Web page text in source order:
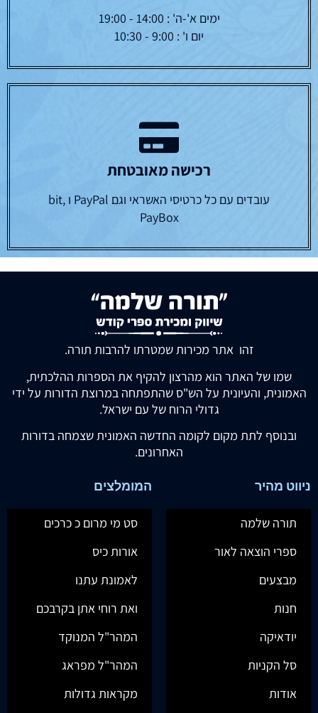
ימים א'-ה' : 14:00 - 19:00
יום ו' : 9:00 - 10:30
רכישה מאובטחת
עובדים עם כל כרטיסי האשראי וגם PayPal ו bit,
PayBox
זהו אתר מכירות שמטרתו להרבות תורה.
שמו של האתר הוא מהרצון להקיף את הספרות ההלכתית,
האמונית, והעיונית על הש"ס שהתפתחה במרוצת הדורות על ידי
גדולי הרוח של עם ישראל.
ובנוסף לתת מקום לקומה החדשה האמונית שצמחה בדורות
האחרונים.
ניווט מהיר
תורה שלמה
ספרי הוצאה לאור
מבצעים
חנות
יודאיקה
סל הקניות
אודות
המומלצים
סט מי מרום כ כרכים
אורות כיס
לאמונת עתנו
ואת רוחי אתן בקרבכם
המהר"ל המנוקד
המהר"ל מפראג
מקראות גדולות